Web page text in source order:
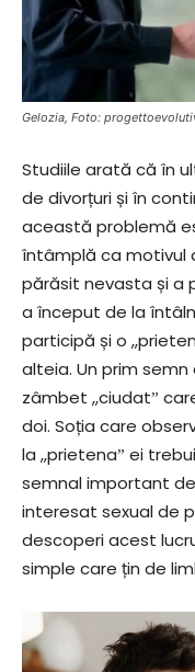
Gelozia, Foto:
Studiile arată că în
de divorțuri și în
această problemă
întâmplă ca motivul
părăsit nevasta și a
a început de la
participă și o
alteia. Un prim
zâmbet ,,ciudatˮ
doi. Soția care
la ,,prietenaˮ ei
semnal important
interesat sexual de
descoperi acest
simple care țin de